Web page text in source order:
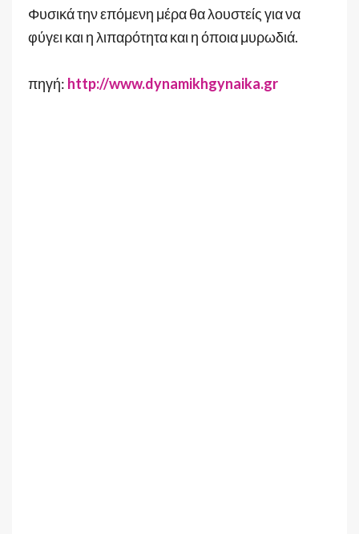
Φυσικά την επόμενη μέρα θα λουστείς για να
φύγει και η λιπαρότητα και η όποια μυρωδιά.
πηγή: http://www.dynamikhgynaika.gr